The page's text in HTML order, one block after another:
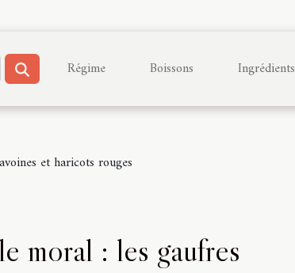
Régime Boissons Ingrédients
et haricots rouges
moral : les gaufres